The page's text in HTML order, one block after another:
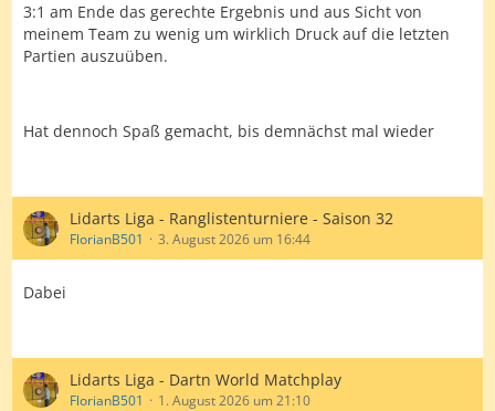
3:1 am Ende das gerechte Ergebnis und aus Sicht von
meinem Team zu wenig um wirklich Druck auf die letzten
Partien auszuüben.
Hat dennoch Spaß gemacht, bis demnächst mal wieder
Lidarts Liga - Ranglistenturniere - Saison 32
FlorianB501 3. August 2026 um 16:44
Dabei
Lidarts Liga - Dartn World Matchplay
FlorianB501 1. August 2026 um 21:10